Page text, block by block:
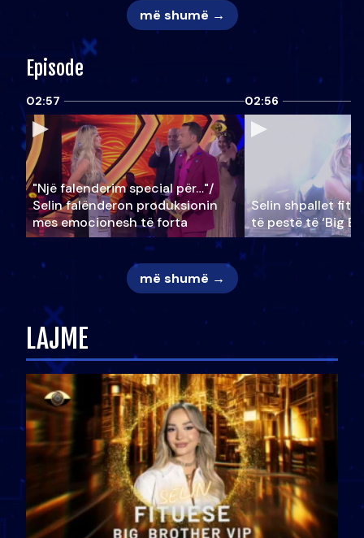
më shumë →
Episode
02:57
"Një falenderim special për…"/
Selin falënderon produksionin
mes emocionesh të forta
02:56
Selin shpallet
të pestë të ‘Big
më shumë →
LAJME